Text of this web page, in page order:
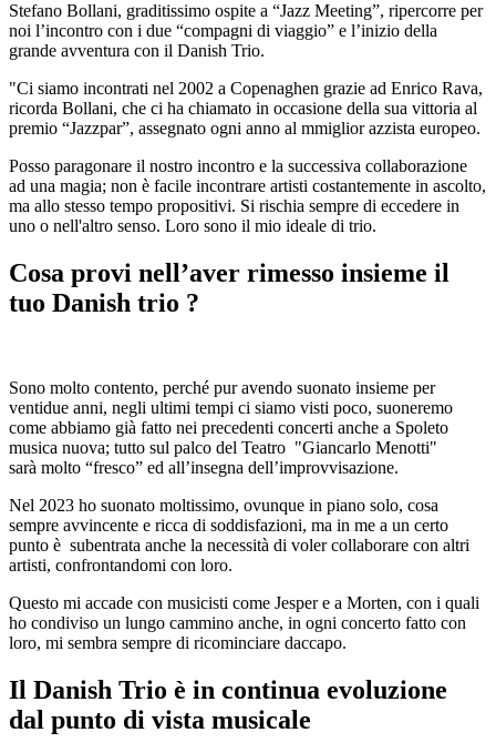
Stefano Bollani, graditissimo ospite a “Jazz Meeting”, ripercorre per
noi l’incontro con i due “compagni di viaggio” e l’inizio della
grande avventura con il Danish Trio.
"Ci siamo incontrati nel 2002 a Copenaghen grazie ad Enrico Rava,
ricorda Bollani, che ci ha chiamato in occasione della sua vittoria al
premio “Jazzpar”, assegnato ogni anno al mmiglior azzista europeo.
Posso paragonare il nostro incontro e la successiva collaborazione
ad una magia; non è facile incontrare artisti costantemente in ascolto,
ma allo stesso tempo propositivi. Si rischia sempre di eccedere in
uno o nell'altro senso. Loro sono il mio ideale di trio.
Cosa provi nell’aver rimesso insieme il
tuo Danish trio ?
Sono molto contento, perché pur avendo suonato insieme per
ventidue anni, negli ultimi tempi ci siamo visti poco, suoneremo
come abbiamo già fatto nei precedenti concerti anche a Spoleto
musica nuova; tutto sul palco del Teatro "Giancarlo Menotti"
sarà molto “fresco” ed all’insegna dell’improvvisazione.
Nel 2023 ho suonato moltissimo, ovunque in piano solo, cosa
sempre avvincente e ricca di soddisfazioni, ma in me a un certo
punto è subentrata anche la necessità di voler collaborare con altri
artisti, confrontandomi con loro.
Questo mi accade con musicisti come Jesper e a Morten, con i quali
ho condiviso un lungo cammino anche, in ogni concerto fatto con
loro, mi sembra sempre di ricominciare daccapo.
Il Danish Trio è in continua evoluzione
dal punto di vista musicale